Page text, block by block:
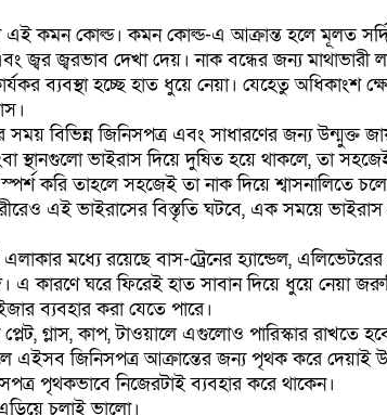
কমন কোল্ড। কমন কোল্ড-এ আক্রান্ত হলে মূলত
জ্বর জ্বরভাব দেখা দেয়। নাক বন্ধের জন্য মাথাভারী
ব্যবস্থা হচ্ছে হাত ধুয়ে নেয়া। যেহেতু অধিকাংশ
বিভিন্ন জিনিসপত্র এবং সাধারণের জন্য উন্মুক্ত
স্থানগুলো ভাইরাস দিয়ে দুষিত হয়ে থাকলে, তা
করি তাহলে সহজেই তা নাক দিয়ে শ্বাসনালিতে
এই ভাইরাসের বিস্তৃতি ঘটবে, এক সময়ে
মধ্যে রয়েছে বাস-ট্রেনের হ্যান্ডেল,
এ কারণে ঘরে ফিরেই হাত সাবান দিয়ে ধুয়ে নেয়া
ব্যবহার করা যেতে পারে।
গ্লাস, কাপ, টাওয়ালে এগুলোও পারিস্কার রাখতে
এইসব জিনিসপত্র আক্রান্তের জন্য পৃথক করে
পৃথকভাবে নিজেরটাই ব্যবহার করে থাকেন।
চলাই ভালো।